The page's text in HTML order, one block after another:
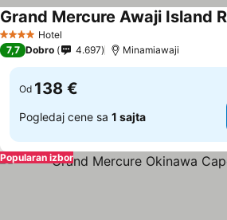
4 ZvezdiceHotel
Grand Mercure Awaji Island
7,7 Dobro 4.697 Minamiawaji
Od 138 €
Pogledaj cene sa 1 sajta
Popularan izbor